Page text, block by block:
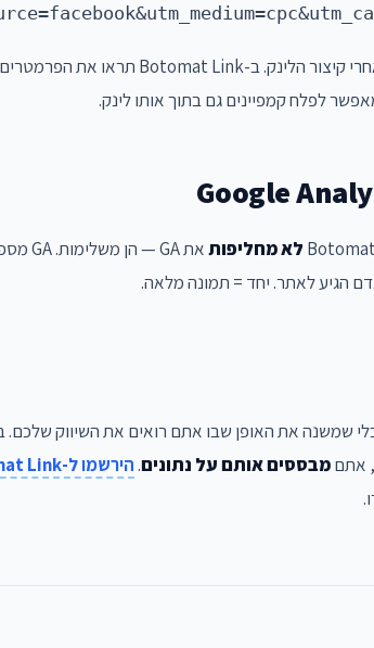
לפלח קמפיינים גם בתוך אותו לינק.
לא מחליפותאת GA — הן משלימות. GA מספר לכם מה קרה
הגיע לאתר. יחד = תמונה מלאה.
שמשנה את האופן שבו אתם רואים את השיווק
אתםמבססים אותם על נתונים.הירשמו ל-Botomat Link בחינם